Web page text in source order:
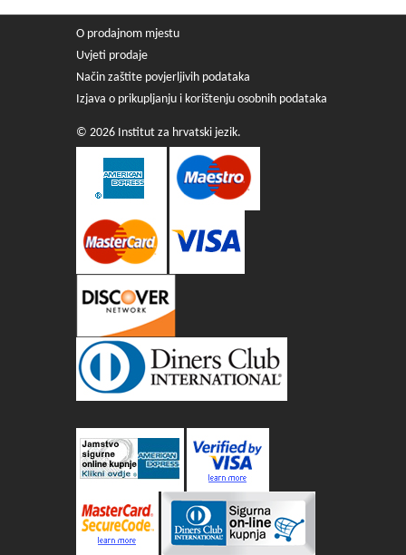
O prodajnom mjestu
Uvjeti prodaje
Način zaštite povjerljivih podataka
Izjava o prikupljanju i korištenju osobnih podataka
© 2026 Institut za hrvatski jezik.